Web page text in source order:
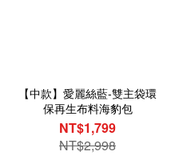
【中款】愛麗絲藍-雙主袋環
保再生布料海豹包
NT$1,799
NT$2,998